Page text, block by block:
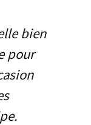
bien
pour